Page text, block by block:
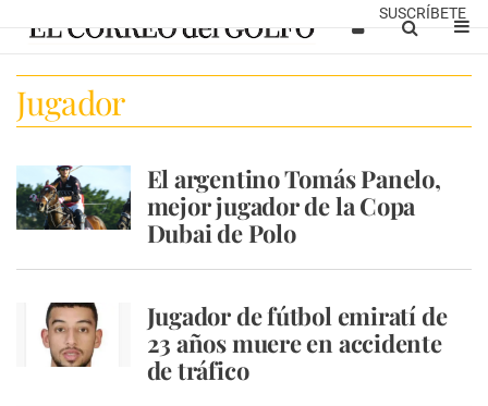
SUSCRÍBETE
Jugador
El argentino Tomás Panelo,
mejor jugador de la Copa
Dubai de Polo
Jugador de fútbol emiratí de
23 años muere en accidente
de tráfico